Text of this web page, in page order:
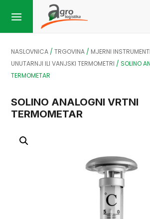
NASLOVNICA /TRGOVINA / MJERNI INSTRUMENTI
UNUTARNJI ILI VANJSKI TERMOMETRI /SOLINO
TERMOMETAR
SOLINO ANALOGNI VRTNI
TERMOMETAR